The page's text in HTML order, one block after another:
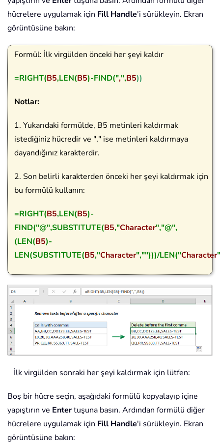
hücrelere uygulamak için Fill Handle'i sürükleyin. Ekran
görüntüsüne bakın:
Formül: İlk virgülden önceki her şeyi kaldır
=RIGHT(B5,LEN(B5)-FIND(",",B5))
Notlar:
1. Yukarıdaki formülde, B5 metinleri kaldırmak
istediğiniz hücredir ve "," ise metinleri kaldırmaya
dayandığınız karakterdir.
2. Son belirli karakterden önceki her şeyi kaldırmak için
bu formülü kullanın:
=RIGHT(B5,LEN(B5)-
FIND("@",SUBSTITUTE(B5,"Character","@",
(LEN(B5)-
LEN(SUBSTITUTE(B5,"Character","")))/LEN("Character
İlk virgülden sonraki her şeyi kaldırmak için lütfen:
Boş bir hücre seçin, aşağıdaki formülü kopyalayıp içine
yapıştırın ve Entertuşuna basın. Ardından formülü diğer
hücrelere uygulamak için Fill Handle'i sürükleyin. Ekran
görüntüsüne bakın: